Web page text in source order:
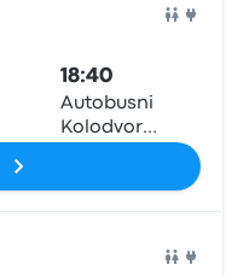
18:40
Autobusni
Kolodvor